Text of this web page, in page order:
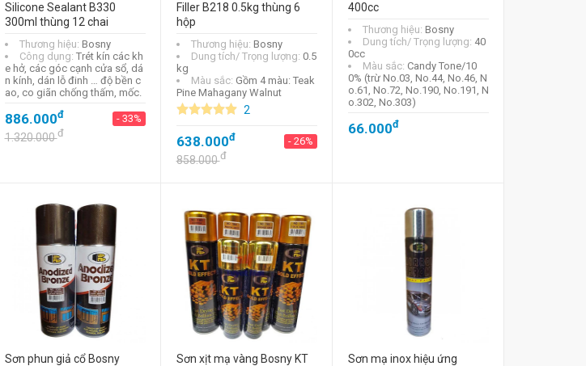
Silicone Sealant B330
300ml thùng 12 chai
Thương hiệu: Bosny
Công dụng: Trét kín các kh
e hở, các góc cạnh cửa sổ, dá
n kính, dán lỗ đinh … độ bền c
ao, co giãn chống thấm, mốc.
886.000đ - 33%
1.320.000đ
Filler B218 0.5kg thùng 6
hộp
Thương hiệu: Bosny
Dung tích/ Trọng lượng: 0.5
kg
Màu sắc: Gồm 4 màu: Teak
Pine Mahagany Walnut
2
638.000đ - 26%
858.000đ
400cc
Thương hiệu: Bosny
Dung tích/ Trọng lượng: 40
0cc
Màu sắc: Candy Tone/10
0% (trừ No.03, No.44, No.46, N
o.61, No.72, No.190, No.191, N
o.302, No.303)
66.000đ
Sơn phun giả cổ Bosny
Sơn xịt mạ vàng Bosny KT
Sơn mạ inox hiệu ứng